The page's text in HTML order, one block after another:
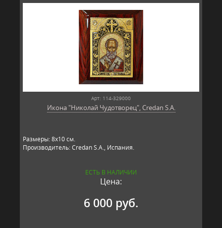
Арт: 114-329000
Икона "Николай Чудотворец", Credan S.A.
Размеры: 8х10 см.
Производитель: Credan S.A., Испания.
ЕСТЬ В НАЛИЧИИ
Цена:
6 000 руб.